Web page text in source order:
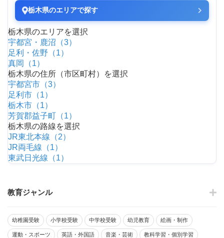
栃木県のエリアで探す
栃木県のエリアを選択
宇都宮・鹿沼（3）
足利・佐野（1）
真岡（1）
栃木県の住所（市区町村）を選択
宇都宮市（3）
足利市（1）
栃木市（1）
芳賀郡益子町（1）
栃木県の路線を選択
JR東北本線（2）
JR両毛線（1）
東武日光線（1）
教育ジャンル
幼稚園受験 小学校受験 中学校受験 幼児教育 絵画・制作
運動・スポーツ 英語・外国語 音楽・芸術 教科学習・個別学習